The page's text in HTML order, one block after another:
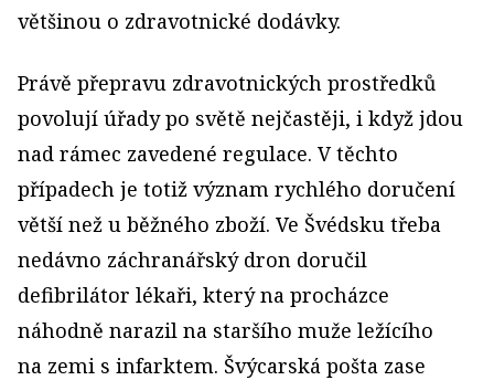
většinou o zdravotnické dodávky.
Právě přepravu zdravotnických prostředků
povolují úřady po světě nejčastěji, i když jdou
nad rámec zavedené regulace. V těchto
případech je totiž význam rychlého doručení
větší než u běžného zboží. Ve Švédsku třeba
nedávno záchranářský dron doručil
defibrilátor lékaři, který na procházce
náhodně narazil na staršího muže ležícího
na zemi s infarktem. Švýcarská pošta zase